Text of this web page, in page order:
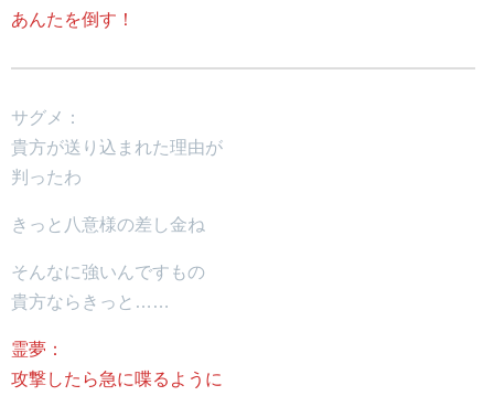
あんたを倒す！
サグメ：
貴方が送り込まれた理由が
判ったわ
きっと八意様の差し金ね
そんなに強いんですもの
貴方ならきっと……
霊夢：
攻撃したら急に喋るように